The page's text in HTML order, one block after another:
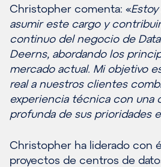
Christopher comenta: «
asumir este cargo y
continuo del negocio de
Deerns, abordando los
mercado actual. Mi objetivo
real a nuestros clientes
experiencia técnica con una
profunda de sus prioridades
Christopher ha liderado con
proyectos de centros de